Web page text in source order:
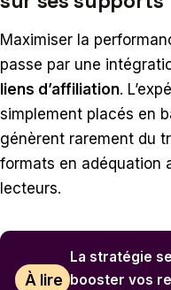
Maximiser la
passe par une
liens d’affiliation.
simplement placés en
génèrent rarement du
formats en adéquation
lecteurs.
À lire
La stratégie
booster vos